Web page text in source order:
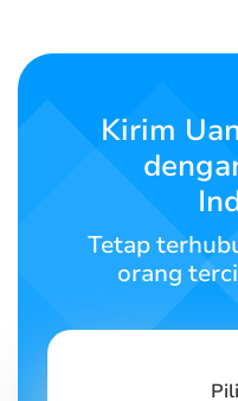
Hubungi
Kami
Bahasa Indonesia
Kirim
Tetap
orang